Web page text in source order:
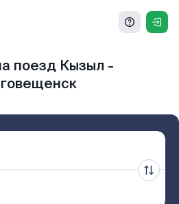
поезд Кызыл -